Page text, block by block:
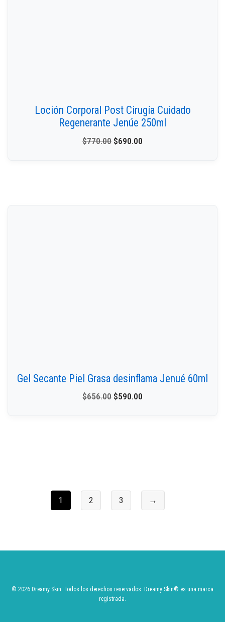
Loción Corporal Post Cirugía Cuidado
Regenerante Jenúe 250ml
$770.00 $690.00
Gel Secante Piel Grasa desinflama Jenué 60ml
$656.00 $590.00
1 2 3 →
© 2026 Dreamy Skin. Todos los derechos reservados. Dreamy Skin® es una marca
registrada.